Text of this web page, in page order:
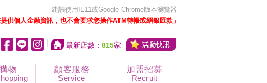
建議使用IE11或Google Chrome版本瀏覽器
供個人金融資訊，也不會要求您操作ATM轉帳或網銀匯款」
最新店數： 815家
物 顧客服務
Service
加盟招募
Recruit